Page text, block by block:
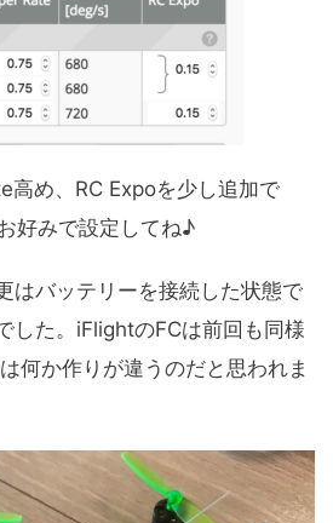
高め、RC Expoを少し追加で
好みで設定してね♪
はバッテリーを接続した状態で
した。iFlightのFCは前回も同様
何か作りが違うのだと思われま